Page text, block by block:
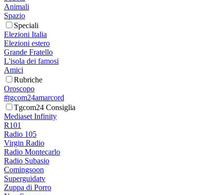
Animali
Spazio
Speciali
Elezioni Italia
Elezioni estero
Grande Fratello
L'isola dei famosi
Amici
Rubriche
Oroscopo
#tgcom24amarcord
Tgcom24 Consiglia
Mediaset Infinity
R101
Radio 105
Virgin Radio
Radio Montecarlo
Radio Subasio
Comingsoon
Superguidatv
Zuppa di Porro